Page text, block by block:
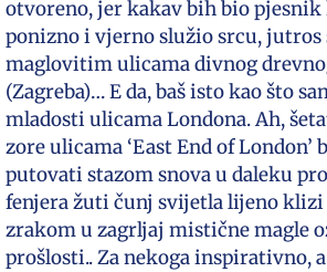
otvoreno, jer kakav bih bio pjesnik
ponizno i vjerno služio srcu, jutros
maglovitim ulicama divnog
(Zagreba)… E da, baš isto kao što
mladosti ulicama Londona. Ah,
zore ulicama ‘East End of London’
putovati stazom snova u daleku
fenjera žuti čunj svijetla lijeno
zrakom u zagrljaj mistične magle
prošlosti.. Za nekoga inspirativno,